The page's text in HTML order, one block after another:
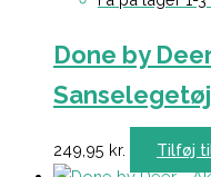
Done by
249,95 kr. Tilføj